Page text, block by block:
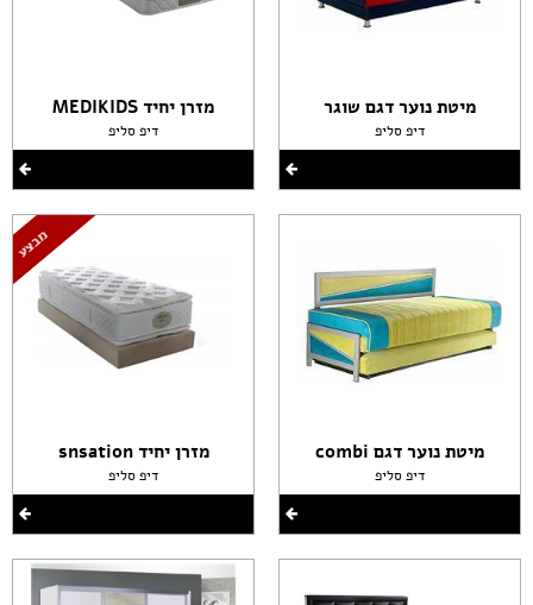
מיטת נוער דגם שוגר
דיפ סליפ
מיטת נוער דגם combi
דיפ סליפ
מזרן יחיד MEDIKIDS
דיפ סליפ
מזרן יחיד snsation
דיפ סליפ